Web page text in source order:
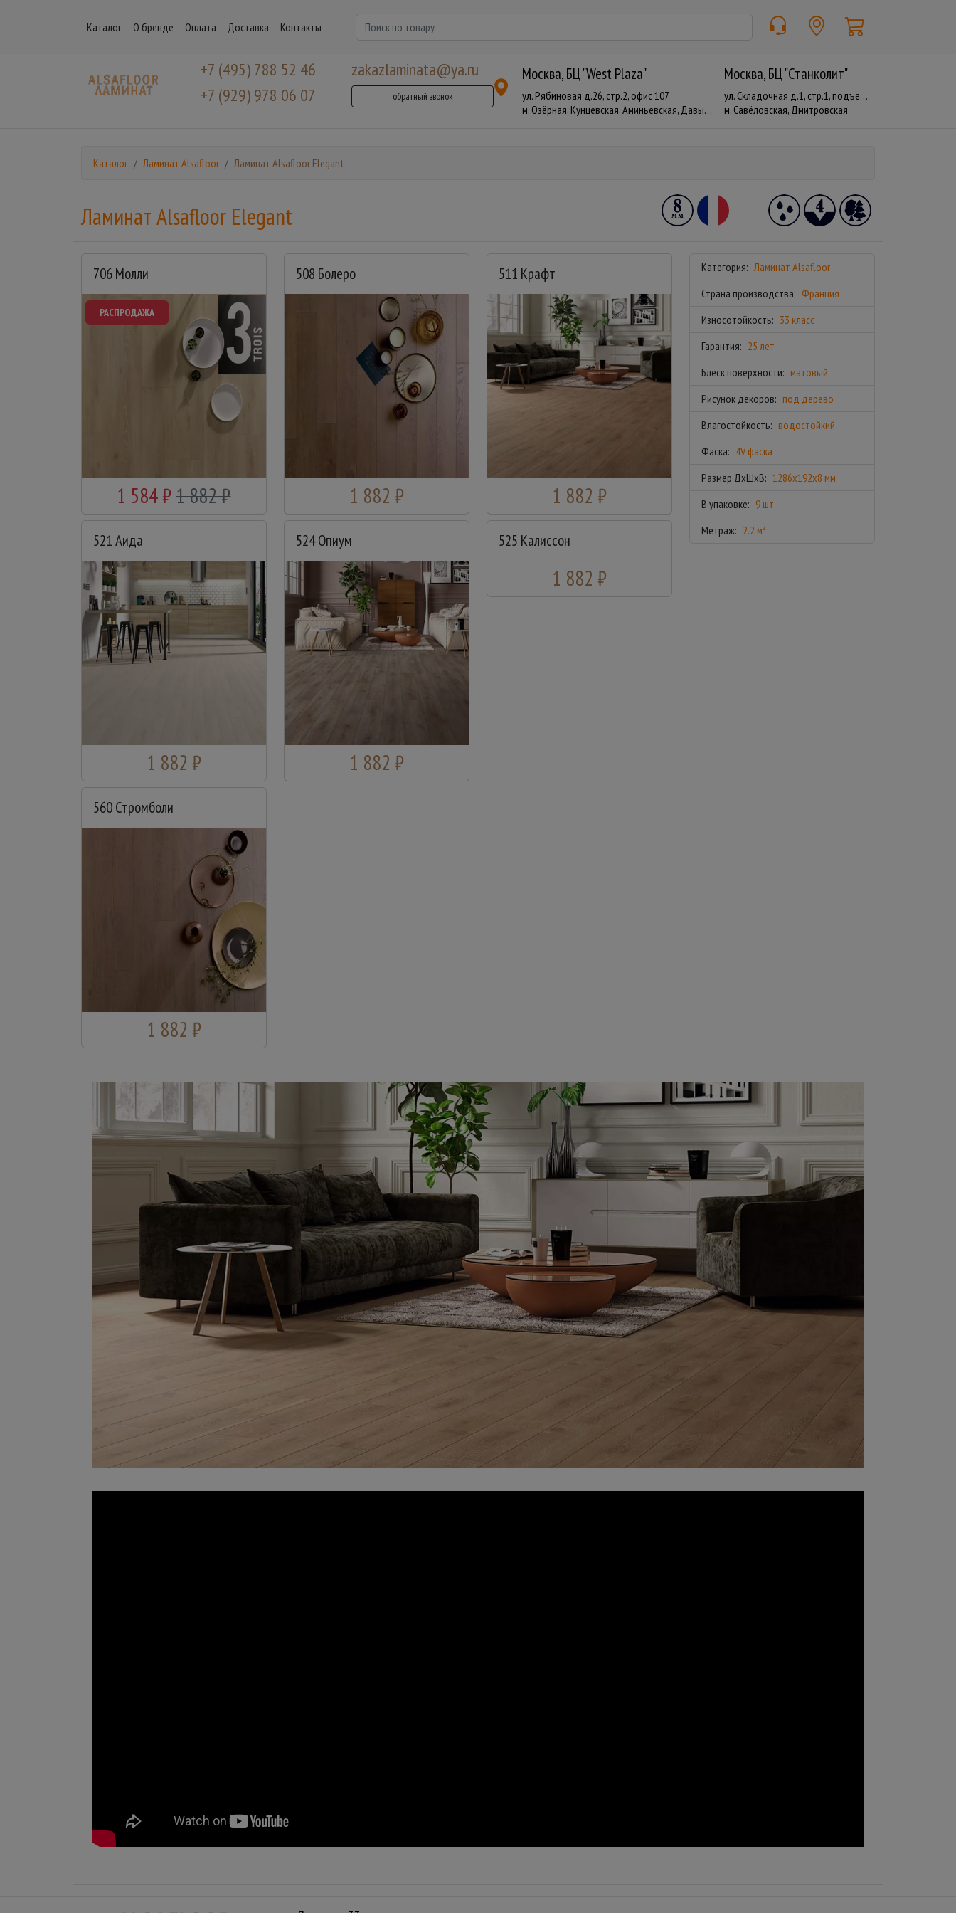
Каталог О бренде Оплата Доставка Контакты
+7 (495) 788 52 46
+7 (929) 978 06 07
zakazlaminata@ya.ru
обратный звонок
Москва, БЦ "West Plaza"
ул. Рябиновая д.26, стр.2, офис 107
м. Озёрная, Кунцевская, Аминьевская, Давыдково
Москва, БЦ "Станколит"
ул. Складочная д.1, стр.1, подъезд 19
м. Савёловская, Дмитровская
Каталог Ламинат Alsafloor Ламинат Alsafloor Elegant
Ламинат Alsafloor Elegant
706 Молли
РАСПРОДАЖА
1 584 ₽1 882 ₽
508 Болеро
1 882 ₽
511 Крафт
1 882 ₽
521 Аида
1 882 ₽
524 Опиум
1 882 ₽
525 Калиссон
1 882 ₽
560 Стромболи
1 882 ₽
Категория: Ламинат Alsafloor
Страна производства: Франция
Износотойкость: 33 класс
Гарантия: 25 лет
Блеск поверхности: матовый
Рисунок декоров: под дерево
Влагостойкость: водостойкий
Фаска: 4V фаска
Размер ДхШхВ: 1286x192x8 мм
В упаковке: 9 шт
Метраж: 2.2 м2